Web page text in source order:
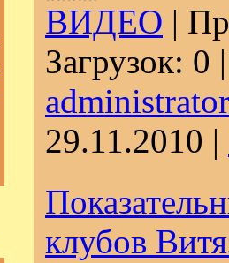
ВИДЕО |
Загрузок: 0
administrator
29.11.2010 |
клубов